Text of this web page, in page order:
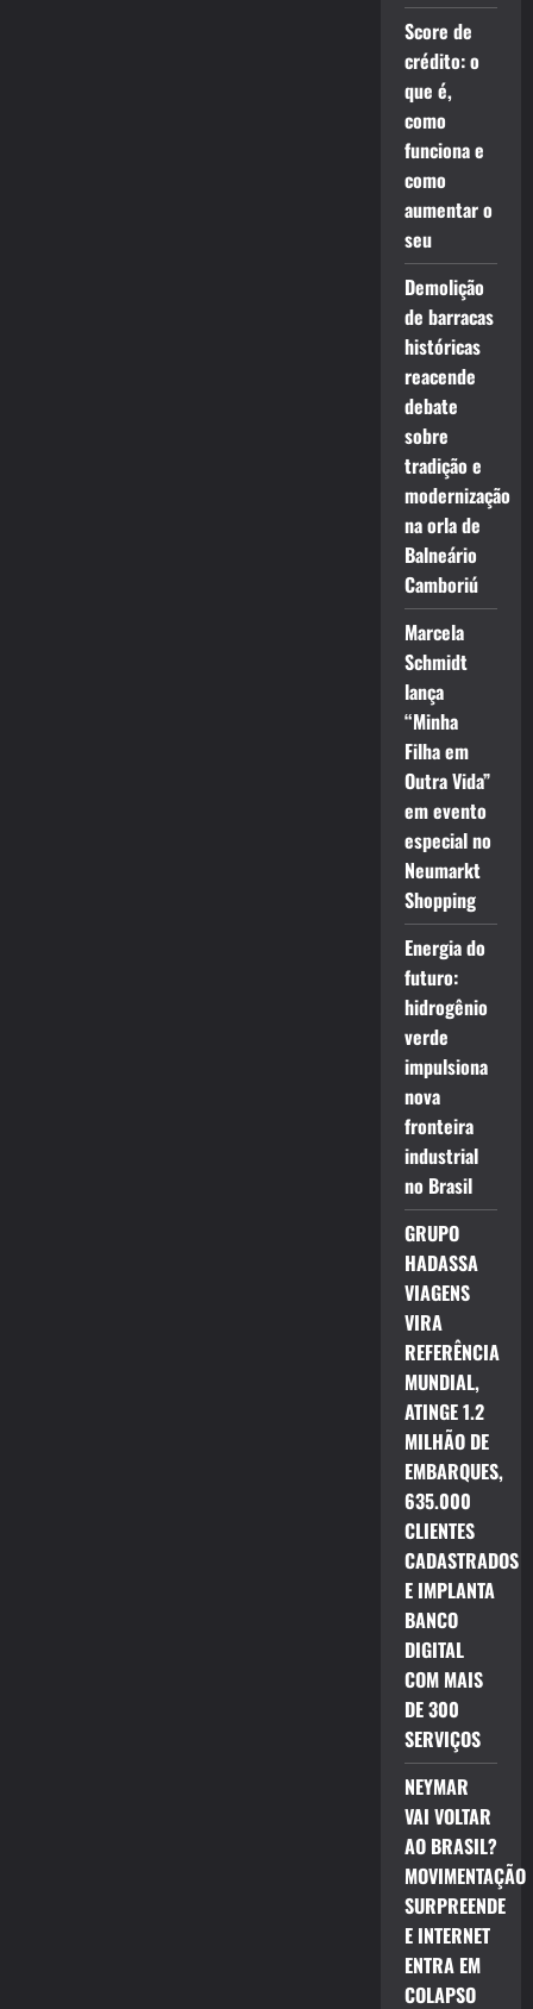
Score de
crédito: o
que é,
como
funciona e
como
aumentar o
seu
Demolição
de barracas
históricas
reacende
debate
sobre
tradição e
modernização
na orla de
Balneário
Camboriú
Marcela
Schmidt
lança
“Minha
Filha em
Outra Vida”
em evento
especial no
Neumarkt
Shopping
Energia do
futuro:
hidrogênio
verde
impulsiona
nova
fronteira
industrial
no Brasil
GRUPO
HADASSA
VIAGENS
VIRA
REFERÊNCIA
MUNDIAL,
ATINGE 1.2
MILHÃO DE
EMBARQUES,
635.000
CLIENTES
CADASTRADOS
E IMPLANTA
BANCO
DIGITAL
COM MAIS
DE 300
SERVIÇOS
NEYMAR
VAI VOLTAR
AO BRASIL?
MOVIMENTAÇÃO
SURPREENDE
E INTERNET
ENTRA EM
COLAPSO